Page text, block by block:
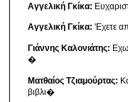
Αγγελική Γκίκα:
Αγγελική Γκίκα: 'Εχετε
Γιάννης Καλονιάτης:
�
Ματθαίος Τζιαμούρτας:
βιβλι�